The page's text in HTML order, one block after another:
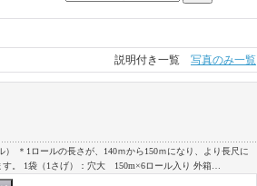
説明付き一覧 写真のみ一覧
＊1ロールの長さが、140ｍから150ｍになり、より長尺に
。 1袋（1さげ）：穴大 150m×6ロール入り 外箱…